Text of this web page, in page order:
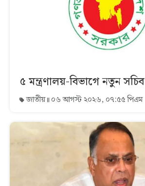
৫ মন্ত্রণালয়-বিভাগে নতুন সচিব
জাতীয় ০৬ আগস্ট ২০২৬, ০৭:৫৫ পিএম